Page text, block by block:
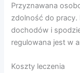
Przyznawana
zdolność do pracy.
dochodów i
regulowana jest w
Koszty leczenia